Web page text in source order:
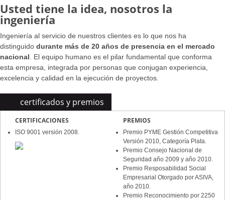
Usted tiene la idea, nosotros la
ingeniería
Ingeniería al servicio de nuestros clientes es lo que nos ha
distinguido durante más de 20 años de presencia en el mercado
nacional . El equipo humano es el pilar fundamental que conforma
esta empresa, integrada por personas que conjugan experiencia,
excelencia y calidad en la ejecución de proyectos.
certificados y premios
CERTIFICACIONES
ISO 9001 versión 2008.
PREMIOS
Premio PYME Gestión Competitiva
Versión 2010, Categoría Plata.
Premio Consejo Nacional de
Seguridad año 2009 y año 2010.
Premio Resposabilidad Social
Empresarial Otorgado por ASIVA,
año 2010.
Premio Reconocimiento por 2250